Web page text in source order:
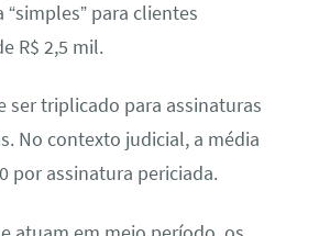
para clientes
R$ 2,5 mil.
ser triplicado para assinaturas
No contexto judicial, a média
por assinatura periciada.